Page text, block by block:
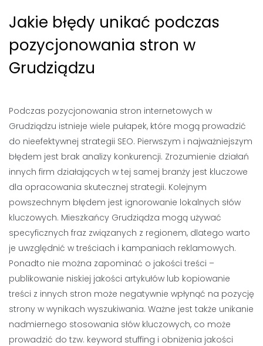
Jakie błędy unikać podczas
pozycjonowania stron w
Grudziądzu
Podczas pozycjonowania stron internetowych w
Grudziądzu istnieje wiele pułapek, które mogą prowadzić
do nieefektywnej strategii SEO. Pierwszym i najważniejszym
błędem jest brak analizy konkurencji. Zrozumienie działań
innych firm działających w tej samej branży jest kluczowe
dla opracowania skutecznej strategii. Kolejnym
powszechnym błędem jest ignorowanie lokalnych słów
kluczowych. Mieszkańcy Grudziądza mogą używać
specyficznych fraz związanych z regionem, dlatego warto
je uwzględnić w treściach i kampaniach reklamowych.
Ponadto nie można zapominać o jakości treści –
publikowanie niskiej jakości artykułów lub kopiowanie
treści z innych stron może negatywnie wpłynąć na pozycję
strony w wynikach wyszukiwania. Ważne jest także unikanie
nadmiernego stosowania słów kluczowych, co może
prowadzić do tzw. keyword stuffing i obniżenia jakości